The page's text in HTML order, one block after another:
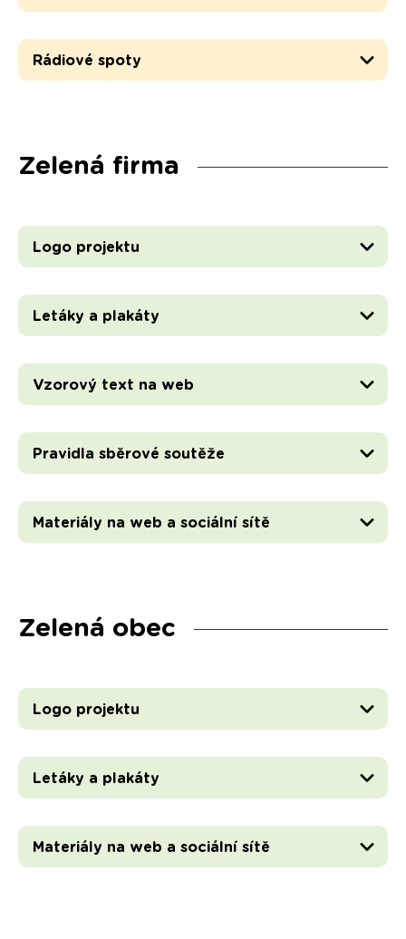
Rádiové spoty
Zelená firma
Logo projektu
Letáky a plakáty
Vzorový text na web
Pravidla sběrové soutěže
Materiály na web a sociální sítě
Zelená obec
Logo projektu
Letáky a plakáty
Materiály na web a sociální sítě